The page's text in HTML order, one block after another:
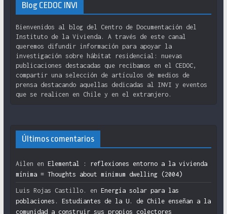
Blog CEDOC INVI
Bienvenidos al blog del Centro de Documentación del
Instituto de la Vivienda. A través de este canal
queremos difundir información para apoyar la
investigación sobre hábitat residencial: nuevas
publicaciones destacadas que recibamos en el CEDOC,
compartir una selección de artículos de medios de
prensa destacando aquellas dedicadas al INVI y eventos
que se realicen en Chile y en el extranjero.
Últimos comentarios
Ailen en Elemental : reflexiones entorno a la vivienda
mínima = Thoughts about minimum dwelling (2004)
Luis Rojas Castillo. en Energía solar para las
poblaciones. Estudiantes de la U. de Chile enseñan a la
comunidad a construir sus propios colectores